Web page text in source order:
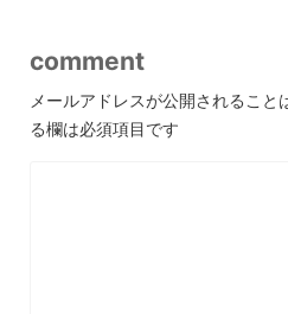
comment
メールアドレスが公開されること
る欄は必須項目です